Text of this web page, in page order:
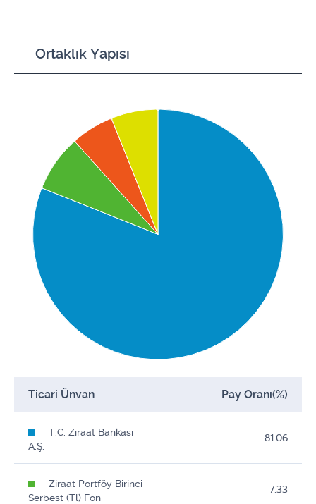
Ortaklık Yapısı
Ticari Ünvan Pay Oranı(%)
T.C. Ziraat Bankası
A.Ş.
81.06
Ziraat Portföy Birinci
Serbest (Tl) Fon
7.33